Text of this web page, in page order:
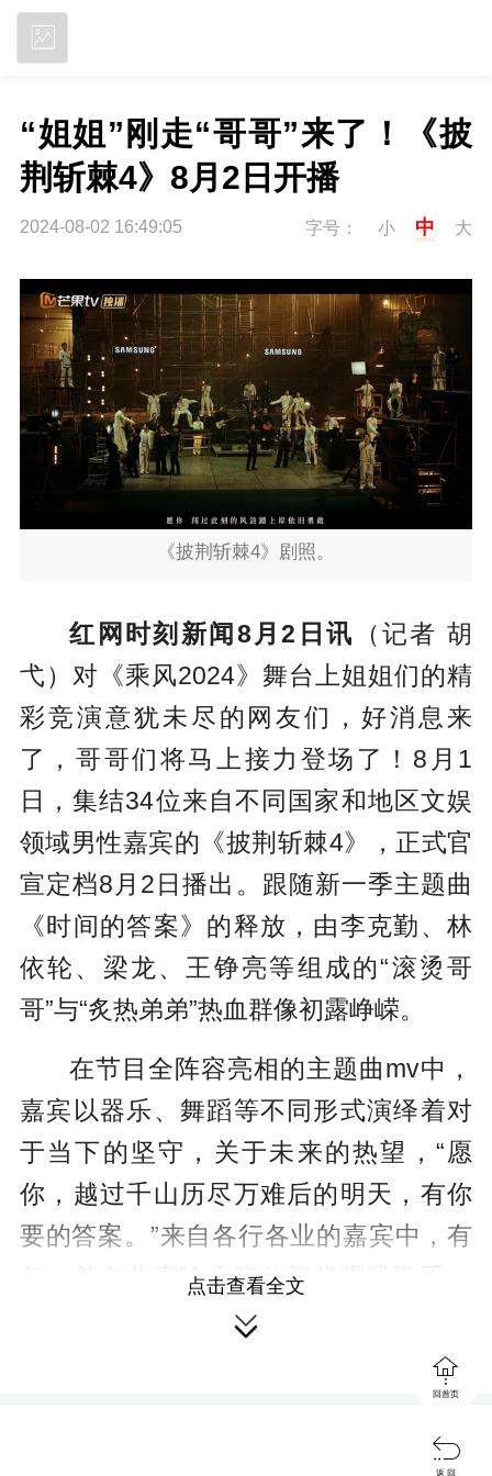
“姐姐”刚走“哥哥”来了！《披
荆斩棘4》8月2日开播
2024-08-02 16:49:05 字号： 小 中 大
《披荆斩棘4》剧照。
红网时刻新闻8月2日讯 （记者 胡
弋）对《乘风2024》舞台上姐姐们的精
彩竞演意犹未尽的网友们，好消息来
了，哥哥们将马上接力登场了！8月1
日，集结34位来自不同国家和地区文娱
领域男性嘉宾的《披荆斩棘4》，正式官
宣定档8月2日播出。跟随新一季主题曲
《时间的答案》的释放，由李克勤、林
依轮、梁龙、王铮亮等组成的“滚烫哥
哥”与“炙热弟弟”热血群像初露峥嵘。
在节目全阵容亮相的主题曲mv中，
嘉宾以器乐、舞蹈等不同形式演绎着对
于当下的坚守，关于未来的热望，“愿
你，越过千山历尽万难后的明天，有你
要的答案。”来自各行各业的嘉宾中，有
凭一首名曲家喻户晓的初代唱跳歌手，
有通过影视剧OST被大家熟知的实力唱
将，亦有来自马来西亚、日本、泰国等
不同国家的摇滚吉他手、舞者、歌手。
无论是在领域内深耕多年，翻阅人生多
点击查看全文


回首页

返 回